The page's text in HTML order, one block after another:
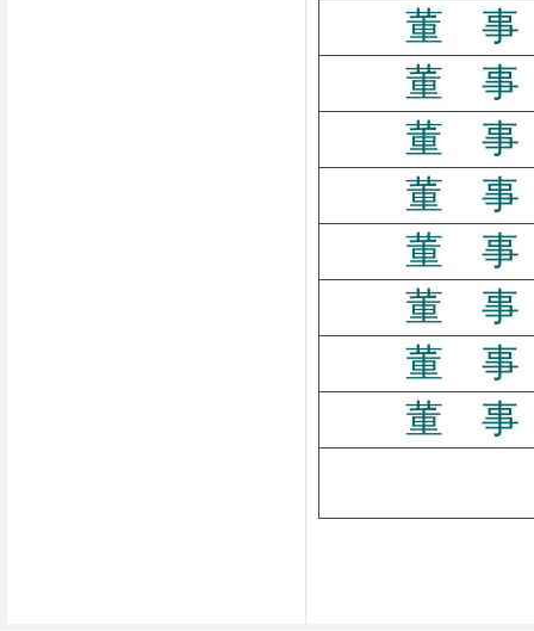
董 事
董 事
董 事
董 事
董 事
董 事
董 事
董 事